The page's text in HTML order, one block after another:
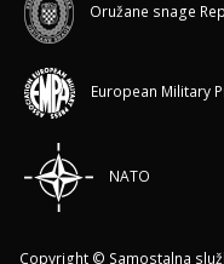
Oružane snage
European Military
NATO
Copyright © Samostalna